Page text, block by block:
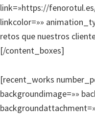
link=»https://
linkcolor=»»
retos que nuestros
[/content_boxes]
[recent_works
backgroundimage=»»